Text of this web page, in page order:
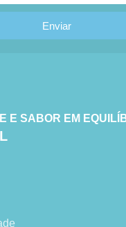
Enviar
E SABOR EM